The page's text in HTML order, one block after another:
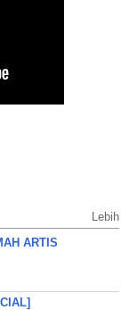
Lebih
ARTIS